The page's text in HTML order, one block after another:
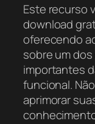
Este recurso
download
oferecendo
sobre um
importantes
funcional.
aprimorar